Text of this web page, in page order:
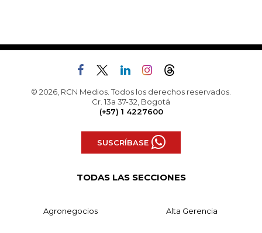
© 2026, RCN Medios. Todos los derechos reservados.
Cr. 13a 37-32, Bogotá
(+57) 1 4227600
SUSCRÍBASE
TODAS LAS SECCIONES
Agronegocios Alta Gerencia